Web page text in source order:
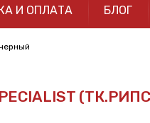
И ОПЛАТА БЛОГ